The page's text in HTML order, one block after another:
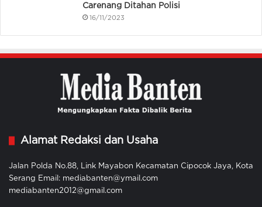
Carenang Ditahan Polisi
16/11/2023
Alamat Redaksi dan Usaha
Jalan Polda No.88, Link Mayabon Kecamatan Cipocok Jaya, Kota
Serang Email: mediabanten@ymail.com
mediabanten2012@gmail.com